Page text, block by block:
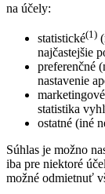
na účely:
statistické(1)
najčastejšie
preferenčné
nastavenie
statistika
ostatné (iné
Súhlas je možno
iba pre niektoré
možné odmietnuť